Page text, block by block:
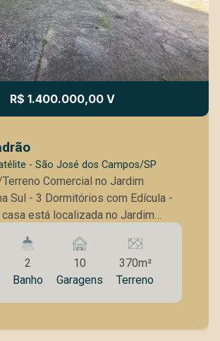
R$ 1.400.000,00 V
- São José dos Campos/SP
Sul - 3 Dormitórios com Edícula -
fácil acesso às principais vias
Imóvel CASA PRINCIPAL -
com parte da frente em
Comercial ou residencial com nível
-
2
Banho
10
Garagens
370m²
Terreno